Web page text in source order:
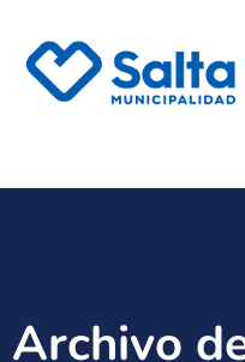
Archivo